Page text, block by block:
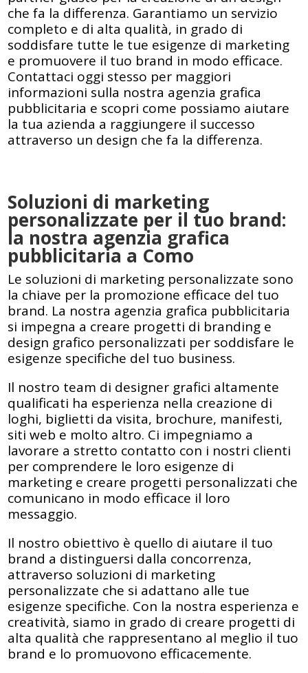
che fa la differenza. Garantiamo un servizio
completo e di alta qualità, in grado di
soddisfare tutte le tue esigenze di marketing
e promuovere il tuo brand in modo efficace.
Contattaci oggi stesso per maggiori
informazioni sulla nostra agenzia grafica
pubblicitaria e scopri come possiamo aiutare
la tua azienda a raggiungere il successo
attraverso un design che fa la differenza.
Soluzioni di marketing
personalizzate per il tuo brand:
la nostra agenzia grafica
pubblicitaria a Como
Le soluzioni di marketing personalizzate sono
la chiave per la promozione efficace del tuo
brand. La nostra agenzia grafica pubblicitaria
si impegna a creare progetti di branding e
design grafico personalizzati per soddisfare le
esigenze specifiche del tuo business.
Il nostro team di designer grafici altamente
qualificati ha esperienza nella creazione di
loghi, biglietti da visita, brochure, manifesti,
siti web e molto altro. Ci impegniamo a
lavorare a stretto contatto con i nostri clienti
per comprendere le loro esigenze di
marketing e creare progetti personalizzati che
comunicano in modo efficace il loro
messaggio.
Il nostro obiettivo è quello di aiutare il tuo
brand a distinguersi dalla concorrenza,
attraverso soluzioni di marketing
personalizzate che si adattano alle tue
esigenze specifiche. Con la nostra esperienza e
creatività, siamo in grado di creare progetti di
alta qualità che rappresentano al meglio il tuo
brand e lo promuovono efficacemente.